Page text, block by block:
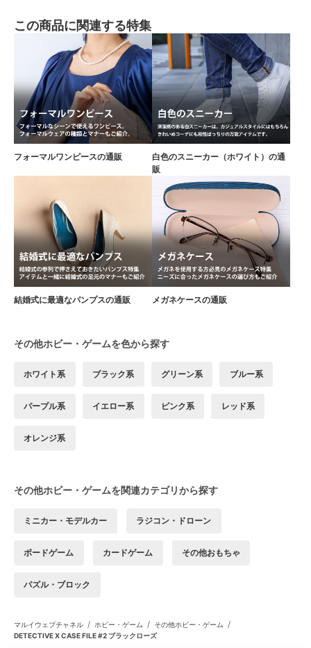
この商品に関連する特集
フォーマルワンピースの通販
白色のスニーカー（ホワイト）の通
販
結婚式に最適なパンプスの通販 メガネケースの通販
その他ホビー・ゲームを色から探す
ホワイト系 ブラック系 グリーン系 ブルー系
パープル系 イエロー系 ピンク系 レッド系
オレンジ系
その他ホビー・ゲームを関連カテゴリから探す
ミニカー・モデルカー ラジコン・ドローン
ボードゲーム カードゲーム その他おもちゃ
パズル・ブロック
マルイウェブチャネル / ホビー・ゲーム / その他ホビー・ゲーム /
DETECTIVE X CASE FILE #2 ブラックローズ